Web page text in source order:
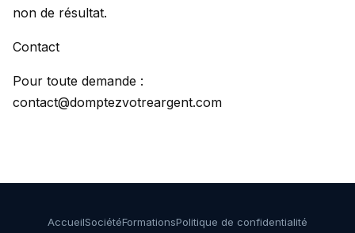
non de résultat.
Contact
Pour toute demande :
contact@domptezvotreargent.com
AccueilSociétéFormationsPolitique de confidentialité